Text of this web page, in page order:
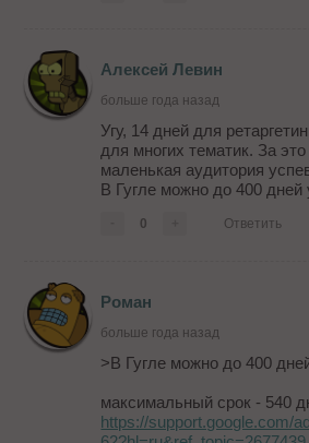
Алексей Левин
больше года назад
Угу, 14 дней для
для многих тематик. За это
маленькая аудитория
В Гугле можно до 400 дней
0 Ответить
Роман
больше года назад
>В Гугле можно до 400
максимальный срок - 540
https://support.google.com/